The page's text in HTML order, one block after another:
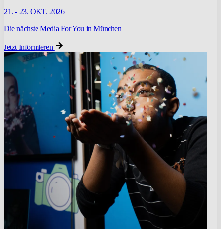
21. - 23. OKT. 2026
Die nächste Media For You in München
Jetzt Informieren